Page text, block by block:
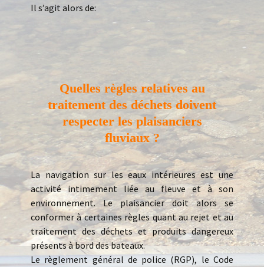
Il s’agit alors de:
Quelles règles relatives au
traitement des déchets doivent
respecter les plaisanciers
fluviaux ?
La navigation sur les eaux intérieures est une
activité intimement liée au fleuve et à son
environnement. Le plaisancier doit alors se
conformer à certaines règles quant au rejet et au
traitement des déchets et produits dangereux
présents à bord des bateaux.
Le règlement général de police (RGP), le Code